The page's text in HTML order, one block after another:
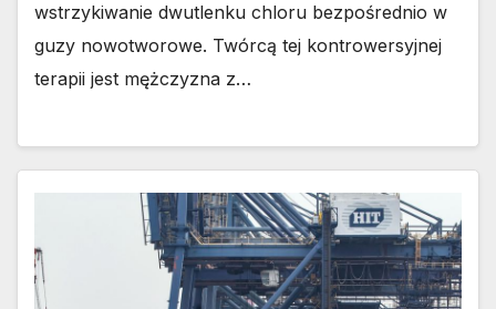
wstrzykiwanie dwutlenku chloru bezpośrednio w
guzy nowotworowe. Twórcą tej kontrowersyjnej
terapii jest mężczyzna z…